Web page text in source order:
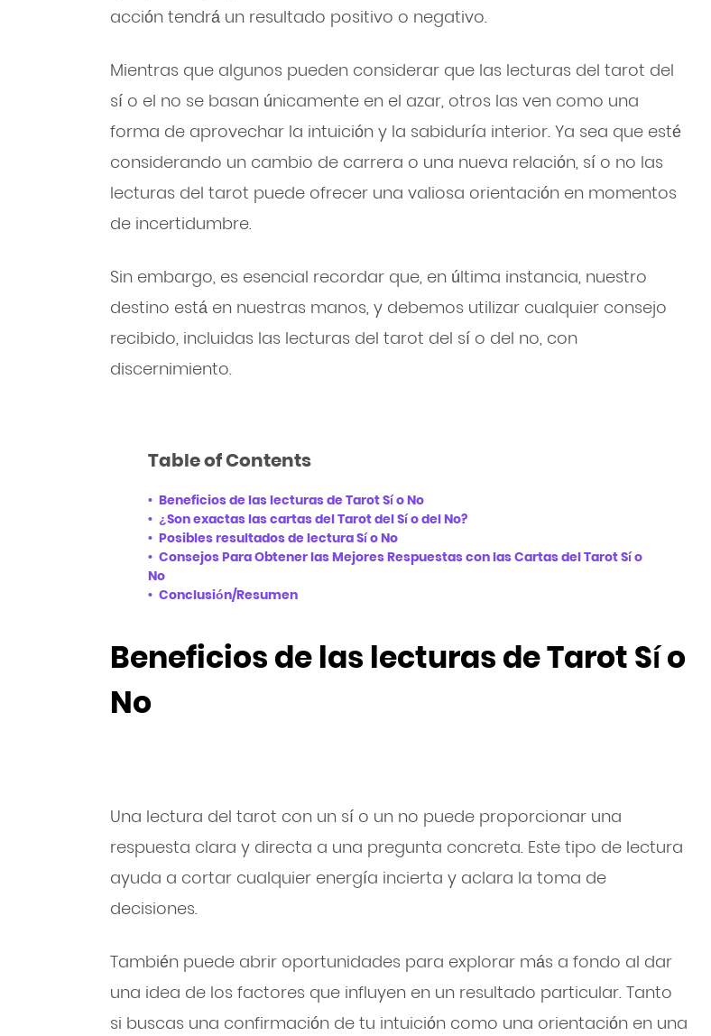
acción tendrá un resultado positivo o negativo.
Mientras que algunos pueden considerar que las lecturas del tarot del
sí o el no se basan únicamente en el azar, otros las ven como una
forma de aprovechar la intuición y la sabiduría interior. Ya sea que esté
considerando un cambio de carrera o una nueva relación, sí o no las
lecturas del tarot puede ofrecer una valiosa orientación en momentos
de incertidumbre.
Sin embargo, es esencial recordar que, en última instancia, nuestro
destino está en nuestras manos, y debemos utilizar cualquier consejo
recibido, incluidas las lecturas del tarot del sí o del no, con
discernimiento.
Table of Contents
Beneficios de las lecturas de Tarot Sí o No
¿Son exactas las cartas del Tarot del Sí o del No?
Posibles resultados de lectura Sí o No
Consejos Para Obtener las Mejores Respuestas con las Cartas del Tarot Sí o
No
Conclusión/Resumen
Beneficios de las lecturas de Tarot Sí o
No
Una lectura del tarot con un sí o un no puede proporcionar una
respuesta clara y directa a una pregunta concreta. Este tipo de lectura
ayuda a cortar cualquier energía incierta y aclara la toma de
decisiones.
También puede abrir oportunidades para explorar más a fondo al dar
una idea de los factores que influyen en un resultado particular. Tanto
si buscas una confirmación de tu intuición como una orientación en una